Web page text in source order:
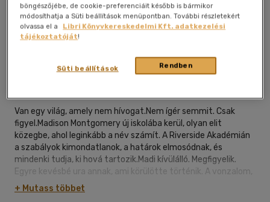
Beleolvasok
Van egy világ, amely nem hívogat.Nem ígér semmit. Csak
figyel.Madison Montgomery új iskolába kerül, olyan elit
közegbe, ahol leginkább a név számít. A Riverside Akadémián
a szabályok kimondatlanok, a határok elmosódnak, és
mindenki tudja, ki hová tartozik.Madi kívülálló. Megfigyelik.
Egyre kevésbé ura annak, ami körülötte történik. A vonzalom,
a félelem és a hallgatás lassan összefonódik, miközben egy
különös, zárt kör érdeklődése egyre inkább rá irányul. És ebben
+ Mutass többet
böngészőjébe, de cookie-preferenciáit később is bármikor
módosíthatja a Süti beállítások menüpontban. További részletekért
olvassa el a
Libri Könyvkereskedelmi Kft. adatkezelési
tájékoztatóját!
Rendben
Süti beállítások